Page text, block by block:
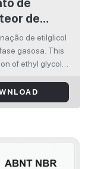
de
fasede etilglicol
gasosa. This
of ethyl glycol